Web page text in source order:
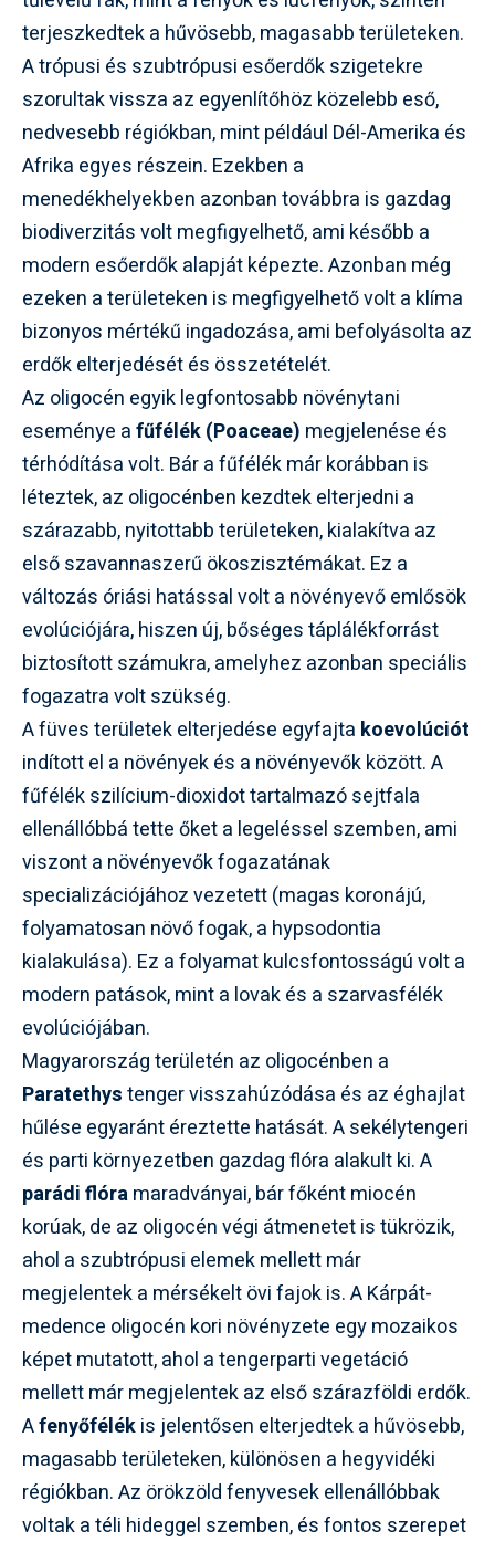
terjeszkedtek a hűvösebb, magasabb területeken.
A trópusi és szubtrópusi esőerdők szigetekre
szorultak vissza az egyenlítőhöz közelebb eső,
nedvesebb régiókban, mint például Dél-Amerika és
Afrika egyes részein. Ezekben a
menedékhelyekben azonban továbbra is gazdag
biodiverzitás volt megfigyelhető, ami később a
modern esőerdők alapját képezte. Azonban még
ezeken a területeken is megfigyelhető volt a klíma
bizonyos mértékű ingadozása, ami befolyásolta az
erdők elterjedését és összetételét.
Az oligocén egyik legfontosabb növénytani
eseménye afűfélék (Poaceae) megjelenése és
térhódítása volt. Bár a fűfélék már korábban is
léteztek, az oligocénben kezdtek elterjedni a
szárazabb, nyitottabb területeken, kialakítva az
első szavannaszerű ökoszisztémákat. Ez a
változás óriási hatással volt a növényevő emlősök
evolúciójára, hiszen új, bőséges táplálékforrást
biztosított számukra, amelyhez azonban speciális
fogazatra volt szükség.
A füves területek elterjedése egyfajta koevolúciót
indított el a növények és a növényevők között. A
fűfélék szilícium-dioxidot tartalmazó sejtfala
ellenállóbbá tette őket a legeléssel szemben, ami
viszont a növényevők fogazatának
specializációjához vezetett (magas koronájú,
folyamatosan növő fogak, a hypsodontia
kialakulása). Ez a folyamat kulcsfontosságú volt a
modern patások, mint a lovak és a szarvasfélék
evolúciójában.
Magyarország területén az oligocénben a
Paratethystenger visszahúzódása és az éghajlat
hűlése egyaránt éreztette hatását. A sekélytengeri
és parti környezetben gazdag flóra alakult ki. A
parádi flóramaradványai, bár főként miocén
korúak, de az oligocén végi átmenetet is tükrözik,
ahol a szubtrópusi elemek mellett már
megjelentek a mérsékelt övi fajok is. A Kárpát-
medence oligocén kori növényzete egy mozaikos
képet mutatott, ahol a tengerparti vegetáció
mellett már megjelentek az első szárazföldi erdők.
Afenyőfélékis jelentősen elterjedtek a hűvösebb,
magasabb területeken, különösen a hegyvidéki
régiókban. Az örökzöld fenyvesek ellenállóbbak
voltak a téli hideggel szemben, és fontos szerepet